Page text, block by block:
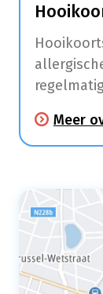
Meer